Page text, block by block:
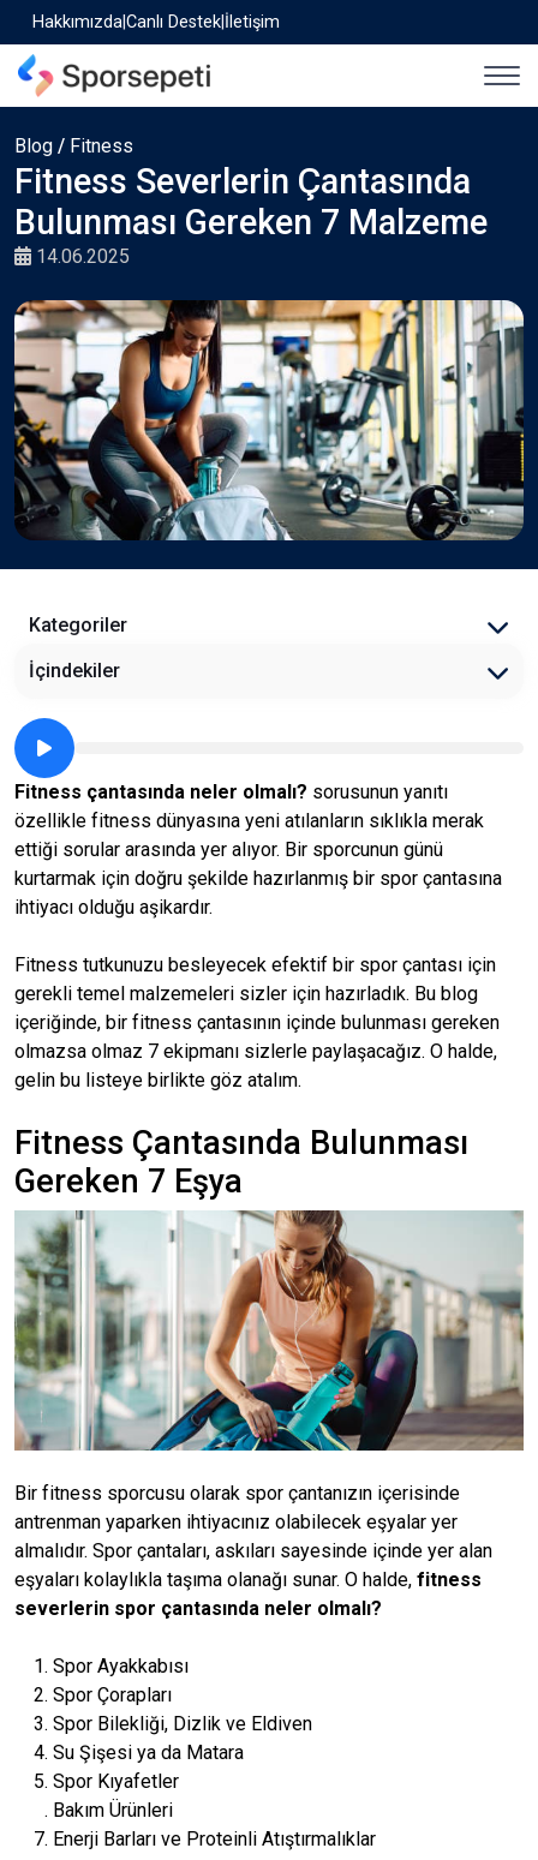
HakkımızdaCanlı Destek İletişim
Blog / Fitness
Fitness Severlerin Çantasında
Bulunması Gereken 7 Malzeme
14.06.2025
İçindekiler
Kategoriler
Fitness çantasında neler olmalı? sorusunun yanıtı
özellikle fitness dünyasına yeni atılanların sıklıkla merak
ettiği sorular arasında yer alıyor. Bir sporcunun günü
kurtarmak için doğru şekilde hazırlanmış bir spor çantasına
ihtiyacı olduğu aşikardır.
Fitness tutkunuzu besleyecek efektif bir spor çantası için
gerekli temel malzemeleri sizler için hazırladık. Bu blog
içeriğinde, bir fitness çantasının içinde bulunması gereken
olmazsa olmaz 7 ekipmanı sizlerle paylaşacağız. O halde,
gelin bu listeye birlikte göz atalım.
Fitness Çantasında Bulunması
Gereken 7 Eşya
Bir fitness sporcusu olarak spor çantanızın içerisinde
antrenman yaparken ihtiyacınız olabilecek eşyalar yer
almalıdır. Spor çantaları, askıları sayesinde içinde yer alan
eşyaları kolaylıkla taşıma olanağı sunar. O halde, fitness
severlerin spor çantasında neler olmalı?
Spor Ayakkabısı
Spor Çorapları
Spor Bilekliği, Dizlik ve Eldiven
Su Şişesi ya da Matara
Spor Kıyafetler
Bakım Ürünleri
Enerji Barları ve Proteinli Atıştırmalıklar